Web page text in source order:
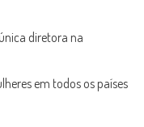
diretora na
em todos os países